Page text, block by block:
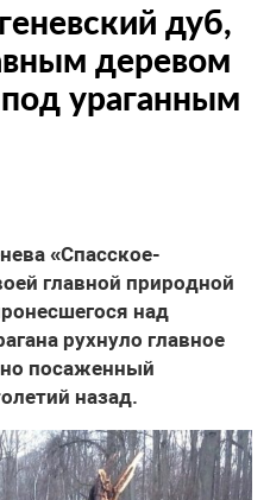
дуб,
деревом
ураганным
«Спасское-
главной природной
над
рухнуло главное
посаженный
назад.